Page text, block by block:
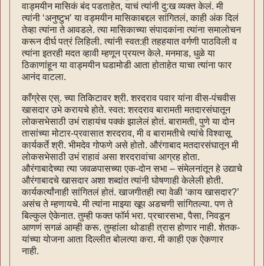
वाड्मयीन मासिकं बंद पडताहेत, याचं त्यांनी दु:ख व्यक्त केलं. मी
त्यांनी ‘अनुष्टुभ’ या वड्मयीन मासिकाबद्दल सांगितलं, काही अंक दिलं
तेव्हा त्यांना ते आवडले. त्या मासिकाच्या संपादकांना त्यांना समालोचन
करून दीर्घ पत्रं लिहिली. त्यांनी स्वत:ही तहहयात वर्गणी पाठविली व
त्यांना इतरही मदत व्हावी म्हणून प्रयत्न केले. मनमाड, धुळे या
ठिकाणांहून या वाड्मयीन घडामोडी आता होताहेत याचा त्यांना फार
आनंद वाटला.
काँग्रेस एस्. च्या तिकिटावर श्री. शरदराव पवार यांना वीस-पंचवीस
खासदार उभे करायचे होते. स्वत: शरदराव बारामती मतदारसंघातून
लोकसभेसाठी उभं राहायंच पक्कं झालेलं होतं. बारामती, पुणे या दोन
तासांच्या मोटार-प्रवासात शरदराव, मी व बारामतीचे त्यांचे विश्वासू
कार्यकर्ते श्री. भीमदेव गोफणे असे होतो. औरंगाबाद मतदारसंघातून मी
लोकसभेसाठी उभं राहावं असा शरदरावांचा आग्रह होता.
औरंगाबादेच्या त्या जवळपासच्या एक-दोन सभा – संमेलनांतून हे उद्याचे
औरंगाबादचे खासदार अशा शब्दांत त्यांनी घोषणाही केलेली होती.
कार्यकर्त्यांनाही सांगितलं होतं. खाजगीतही त्या वेळी ‘काय खासदार?’
असंच ते म्हणायचे. मी त्यांना माझ्या खूप अडचणी सांगितल्या. पण ते
बिल्कुल ऐकेनात. तुम्ही फक्त फॉर्म भरा. प्रचारसभा, पैसा, निवडून
आणणं सगळं आम्ही करू. तुम्हांला थोडाही त्रास होणार नाही. शेतक-
यांच्या योजना आता दिल्लीत बोलत्या करा. मी काही एक ऐकणार
नाही.